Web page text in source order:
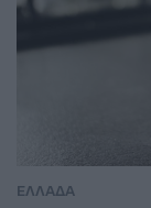
ΕΛΛΑΔΑ